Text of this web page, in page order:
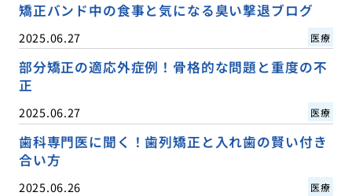
矯正バンド中の食事と気になる臭い撃退ブログ
2025.06.27 医療
部分矯正の適応外症例！骨格的な問題と重度の不
正
2025.06.27 医療
歯科専門医に聞く！歯列矯正と入れ歯の賢い付き
合い方
2025.06.26 医療